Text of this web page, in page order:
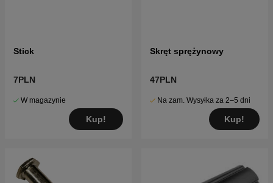
Stick
7PLN
W magazynie
Kup!
Skręt sprężynowy
47PLN
Na zam. Wysyłka za 2–5 dni
Kup!